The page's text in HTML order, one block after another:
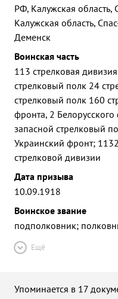
РФ, Калужская
Калужская область,
Деменск
Воинская часть
113 стрелковая
стрелковый полк 24
стрелковый полк 160
фронта, 2
запасной стрелковый
Украинский фронт;
стрелковой дивизии
Дата призыва
10.09.1918
Воинское звание
подполковник;
Ещё
Упоминается в 17